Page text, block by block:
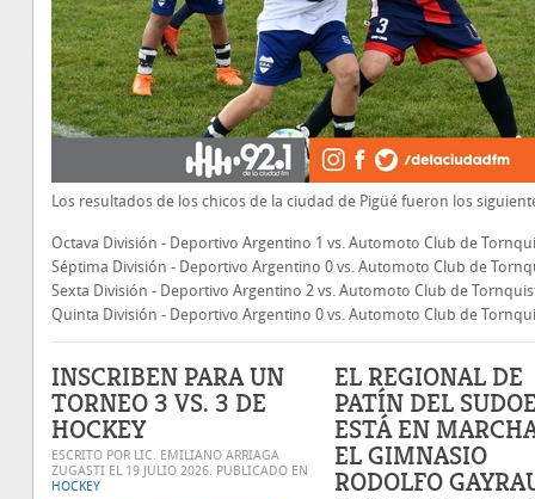
Los resultados de los chicos de la ciudad de Pigüé fueron los
Octava División - Deportivo Argentino 1 vs. Automoto Club de
Séptima División - Deportivo Argentino 0 vs. Automoto Club de
Sexta División - Deportivo Argentino 2 vs. Automoto Club de
Quinta División - Deportivo Argentino 0 vs. Automoto Club de
INSCRIBEN PARA UN
TORNEO 3 VS. 3 DE
HOCKEY
ESCRITO POR LIC. EMILIANO ARRIAGA
ZUGASTI EL 19 JULIO 2026. PUBLICADO EN
HOCKEY
EL REGIONAL DE
PATÍN DEL
ESTÁ EN
EL GIMNASIO
RODOLFO